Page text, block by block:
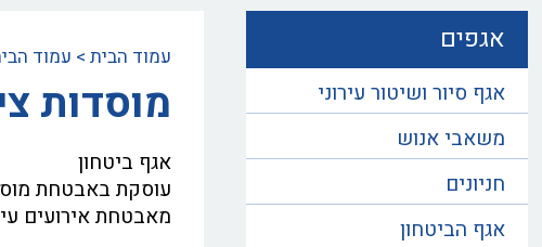
עמוד הבית > עמוד
מוסדות
אגף ביטחון
עוסקת באבטחת
מאבטחת אירועים
אגפים
אגף סיור ושיטור עירוני
משאבי אנוש
חניונים
אגף הביטחון